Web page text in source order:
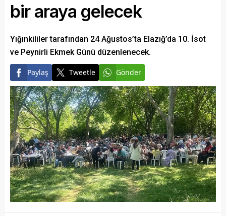
bir araya gelecek
Yığınkililer tarafından 24 Ağustos’ta Elazığ’da 10. İsot
ve Peynirli Ekmek Günü düzenlenecek.
Paylaş Tweetle Gönder